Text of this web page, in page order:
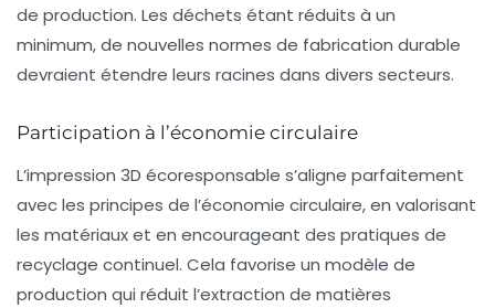
de production. Les déchets étant réduits à un
minimum, de nouvelles normes de fabrication durable
devraient étendre leurs racines dans divers secteurs.
Participation à l’économie circulaire
L’impression 3D écoresponsable s’aligne parfaitement
avec les principes de l’économie circulaire, en valorisant
les matériaux et en encourageant des pratiques de
recyclage continuel. Cela favorise un modèle de
production qui réduit l’extraction de matières